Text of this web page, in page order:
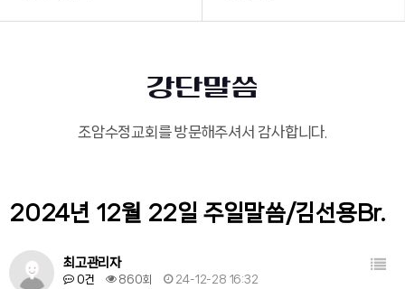
강단말씀
조암수정교회를 방문해주셔서 감사합니다.
2024년 12월 22일 주일말씀/김선용Br.
최고관리자
0건 860회 24-12-28 16:32